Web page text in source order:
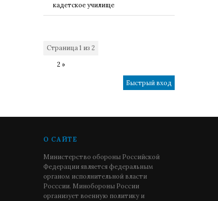
кадетское училище
Страница1 из 2
2 »
О САЙТЕ
Министерство обороны Российской
Федерации является федеральным
органом исполнительной власти
Росссии. Минобороны России
организует военную политику и